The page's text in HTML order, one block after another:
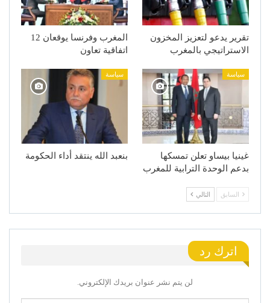
تقرير يدعو لتعزيز المخزون
الاستراتيجي بالمغرب
المغرب وفرنسا يوقعان 12
اتفاقية تعاون
سياسة
غينيا بيساو تعلن تمسكها
بدعم الوحدة الترابية للمغرب
سياسة
بنعبد الله ينتقد أداء الحكومة
السابق التالي
اترك رد
لن يتم نشر عنوان بريدك الإلكتروني.